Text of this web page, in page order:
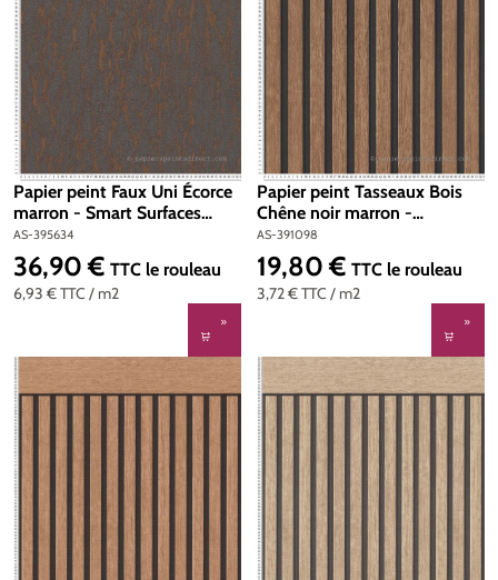
Papier peint Faux Uni Écorce
marron - Smart Surfaces
d'A.S. Création | Réf. AS-
395634
AS-395634
6,93 €TTC / m2
Prix régulier :
36,90 € TTC le rouleau
Papier peint Tasseaux Bois
Chêne noir marron -
Pintwalls 2 d'A.S. Création |
Réf. AS-391098
AS-391098
3,72 €TTC / m2
Prix régulier :
19,80 € TTC le rouleau